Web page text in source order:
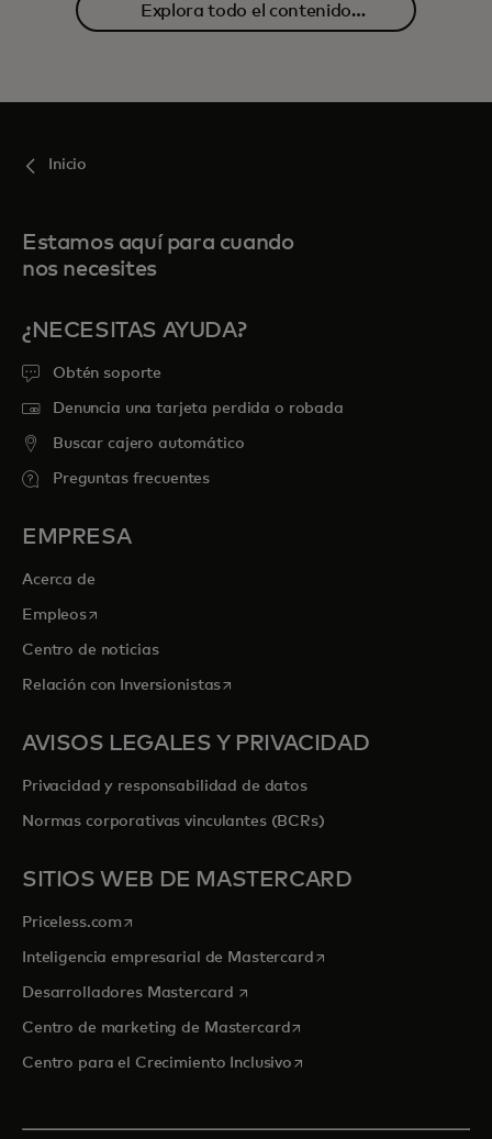
Explora todo el contenido
Inicio
Estamos aquí para cuando
nos necesites
¿NECESITAS AYUDA?
Obtén soporte
Denuncia una tarjeta perdida o robada
Buscar cajero automático
Preguntas frecuentes
EMPRESA
Acerca de
Empleosse abre en una pestaña nueva
Centro de noticias
Relación con Inversionistasse abre en una pestaña nueva
AVISOS LEGALES Y PRIVACIDAD
Privacidad y responsabilidad de datos
Normas corporativas vinculantes (BCRs)
SITIOS WEB DE MASTERCARD
Priceless.com se abre en una pestaña nueva
Inteligencia empresarial de Mastercardse abre en una pestaña
Desarrolladores Mastercard se abre en una pestaña nueva
Centro de marketing de Mastercardse abre en una pestaña
Centro para el Crecimiento Inclusivose abre en una pestaña